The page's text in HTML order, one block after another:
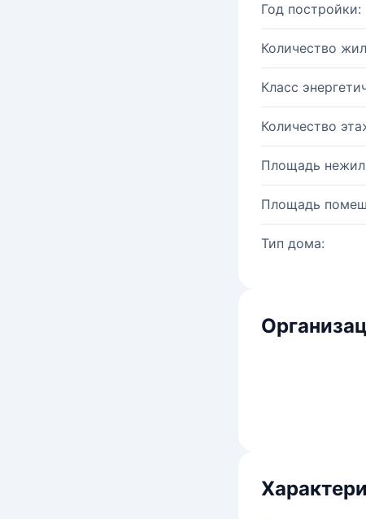
Год постройки:
Количество
Класс
Количество
Площадь
Площадь
Тип дома: